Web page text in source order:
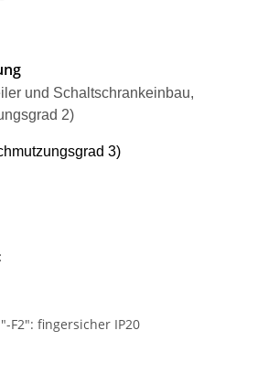
und Schaltschrankeinbau,
2)
3)
F2": fingersicher IP20